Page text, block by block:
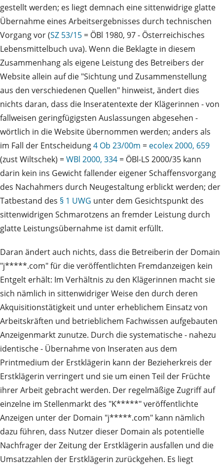
gestellt werden; es liegt demnach eine sittenwidrige glatte
Übernahme eines Arbeitsergebnisses durch technischen
Vorgang vor (SZ 53/15 = ÖBl 1980, 97 - Österreichisches
Lebensmittelbuch uva). Wenn die Beklagte in diesem
Zusammenhang als eigene Leistung des Betreibers der
Website allein auf die "Sichtung und Zusammenstellung
aus den verschiedenen Quellen" hinweist, ändert dies
nichts daran, dass die Inseratentexte der Klägerinnen - von
fallweisen geringfügigsten Auslassungen abgesehen -
wörtlich in die Website übernommen werden; anders als
im Fall der Entscheidung4 Ob 23/00m = ecolex 2000, 659
(zust Wiltschek) =WBl 2000, 334 = ÖBl-LS 2000/35 kann
darin kein ins Gewicht fallender eigener Schaffensvorgang
des Nachahmers durch Neugestaltung erblickt werden; der
Tatbestand des § 1 UWG unter dem Gesichtspunkt des
sittenwidrigen Schmarotzens an fremder Leistung durch
glatte Leistungsübernahme ist damit erfüllt.
Daran ändert auch nichts, dass die Betreiberin der Domain
"j*****.com" für die veröffentlichten Fremdanzeigen kein
Entgelt erhält: Im Verhältnis zu den Klägerinnen macht sie
sich nämlich in sittenwidriger Weise den durch deren
Akquisitionstätigkeit und unter erheblichem Einsatz von
Arbeitskräften und betrieblichem Fachwissen aufgebauten
Anzeigenmarkt zunutze. Durch die systematische - nahezu
identische - Übernahme von Inseraten aus dem
Printmedium der Erstklägerin kann der Bezieherkreis der
Erstklägerin verringert und sie um einen Teil der Früchte
ihrer Arbeit gebracht werden. Der regelmäßige Zugriff auf
einzelne im Stellenmarkt des "K*****" veröffentlichte
Anzeigen unter der Domain "j*****.com" kann nämlich
dazu führen, dass Nutzer dieser Domain als potentielle
Nachfrager der Zeitung der Erstklägerin ausfallen und die
Umsatzzahlen der Erstklägerin zurückgehen. Es liegt